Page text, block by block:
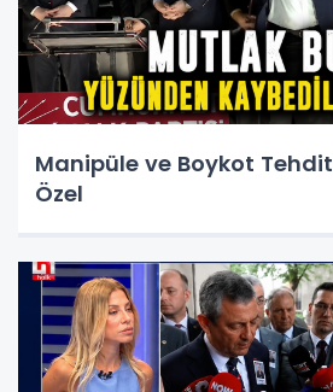
Manipüle ve Boykot
Özel